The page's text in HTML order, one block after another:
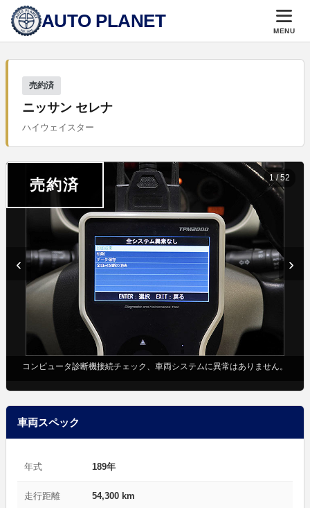
AUTO PLANET MENU
売約済
ニッサン セレナ
ハイウェイスター
売約済
コンピュータ診断機接続チェック、車両システムに異常はありません。
‹ ›
1/52
車両スペック
年式 189年
走行距離 54,300 km